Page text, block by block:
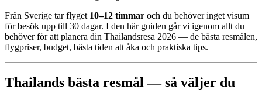
Från Sverige tar flyget 10–12 timmar och du behöver inget visum
för besök upp till 30 dagar. I den här guiden går vi igenom allt du
behöver för att planera din Thailandsresa 2026 — de bästa resmålen,
flygpriser, budget, bästa tiden att åka och praktiska tips.
Thailands bästa resmål — så väljer du